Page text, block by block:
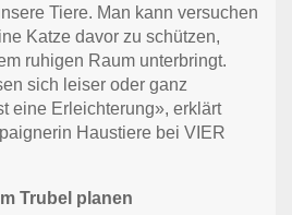
Tiere. Man kann versuchen
Katze davor zu schützen,
ruhigen Raum unterbringt.
sich leiser oder ganz
eine Erleichterung», erklärt
Haustiere bei VIER
Trubel planen